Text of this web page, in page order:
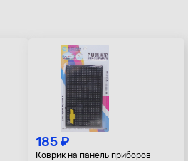
185 ₽
Коврик на панель приборов